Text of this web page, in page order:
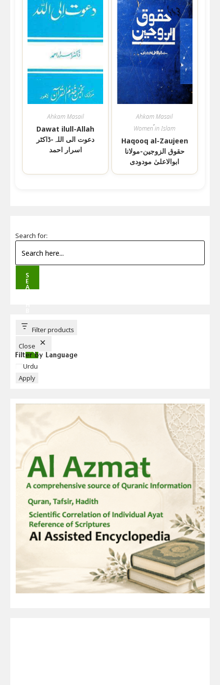
Ahkam Masail
Dawat ilull-Allah
دعوت الی اللہ-ڈاکٹر
اسرار احمد
Ahkam Masail
,
Women in Islam
Haqooq al-Zaujeen
حقوق الزوجین-مولانا
ابوالاعلیٰ مودودی
Search for:
S
E
A
T
T
Filter products
Close
Filter by Language
Language
Urdu
Apply